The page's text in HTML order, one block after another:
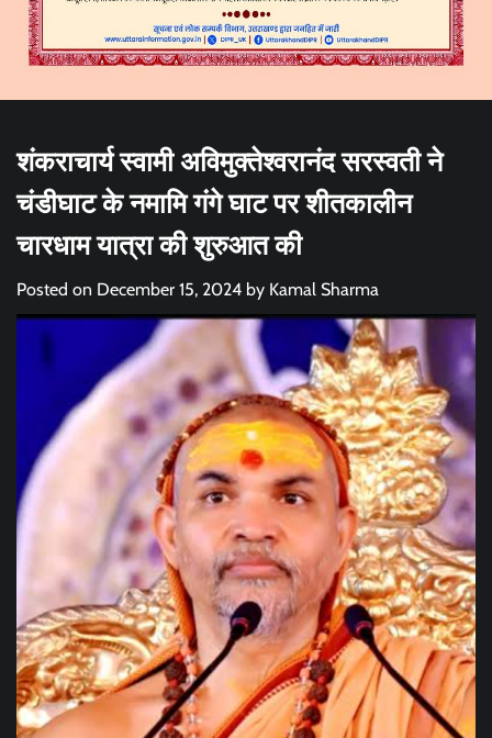
शंकराचार्य स्वामी अविमुक्तेश्वरानंद सरस्वती ने
चंडीघाट के नमामि गंगे घाट पर शीतकालीन
चारधाम यात्रा की शुरुआत की
Posted on December 15, 2024 by Kamal Sharma